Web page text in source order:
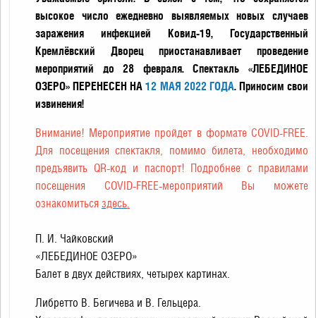
высокое число ежедневно выявляемых новых случаев
заражения инфекцией Ковид-19, Государственный
Кремлёвский Дворец приостанавливает проведение
мероприятий до 28 февраля. Спектакль «ЛЕБЕДИНОЕ
ОЗЕРО» ПЕРЕНЕСЕН НА12 МАЯ 2022 ГОДА. Приносим свои
извинения!
Внимание! Мероприятие пройдет в формате COVID-FREE.
Для посещения спектакля, помимо билета, необходимо
предъявить QR-код и паспорт! Подробнее с правилами
посещения COVID-FREE-мероприятий Вы можете
ознакомиться здесь.
П. И. Чайковский
«ЛЕБЕДИНОЕ ОЗЕРО»
Балет в двух действиях, четырех картинах.
Либретто В. Бегичева и В. Гельцера.